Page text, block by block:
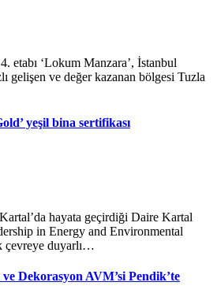
etabı ‘Lokum Manzara’, İstanbul
gelişen ve değer kazanan bölgesi Tuzla
yeşil bina sertifikası
hayata geçirdiği Daire Kartal
in Energy and Environmental
çevreye duyarlı…
Dekorasyon AVM’si Pendik’te